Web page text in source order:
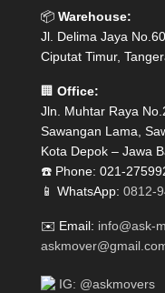
📦 Warehouse:
Jl. Delima Jaya
Ciputat Timur,
🏢 Office:
Jln. Muhtar Raya
Sawangan Lama,
Kota Depok – Jawa
☎️ Phone: 021-
📱 WhatsApp: 0812-
✉️ Email: info@ask-
IG: @askmovers